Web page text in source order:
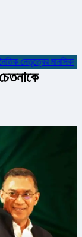
নেতৃত্বের মানসিকতা